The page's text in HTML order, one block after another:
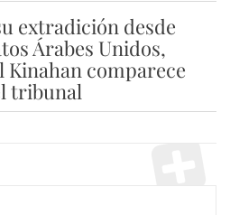
extradición desde
Árabes Unidos,
Kinahan comparece
tribunal